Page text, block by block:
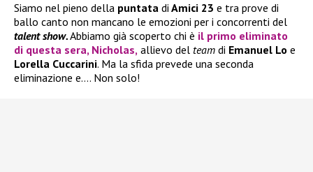
Siamo nel pieno della puntata di Amici 23 e tra prove di
ballo canto non mancano le emozioni per i concorrenti del
talent show.Abbiamo già scoperto chi è il primo eliminato
di questa sera, Nicholas, allievo del team di Emanuel Lo e
Lorella Cuccarini. Ma la sfida prevede una seconda
eliminazione e…. Non solo!